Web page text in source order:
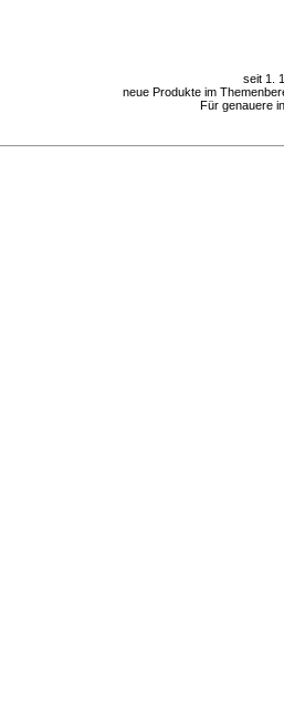
seit 1.
neue Produkte im
Für genauere